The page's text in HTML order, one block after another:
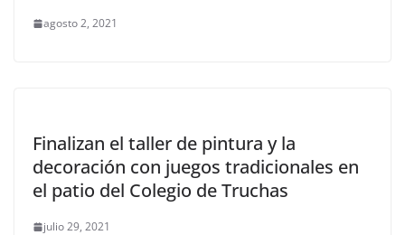
agosto 2, 2021
Finalizan el taller de pintura y la
decoración con juegos tradicionales en
el patio del Colegio de Truchas
julio 29, 2021